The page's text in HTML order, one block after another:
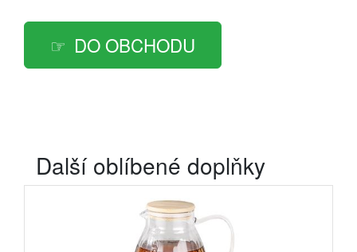
DO OBCHODU
Další oblíbené doplňky